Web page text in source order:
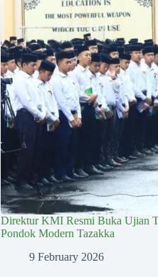
Direktur KMI Resmi Buka Ujian
Pondok Modern Tazakka
9 February 2026